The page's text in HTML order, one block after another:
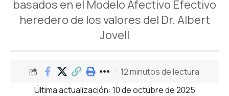
basados en el Modelo Afectivo Efectivo
heredero de los valores del Dr. Albert
Jovell
Última actualización: 10 de octubre de 2025
12 minutos de lectura